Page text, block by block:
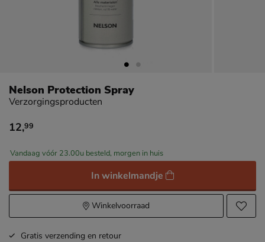
Nelson Protection Spray
Verzorgingsproducten
€ 12,99
12,99
Vandaag vóór 23.00u besteld, morgen in huis
In winkelmandje
Winkelvoorraad
Gratis verzending en retour